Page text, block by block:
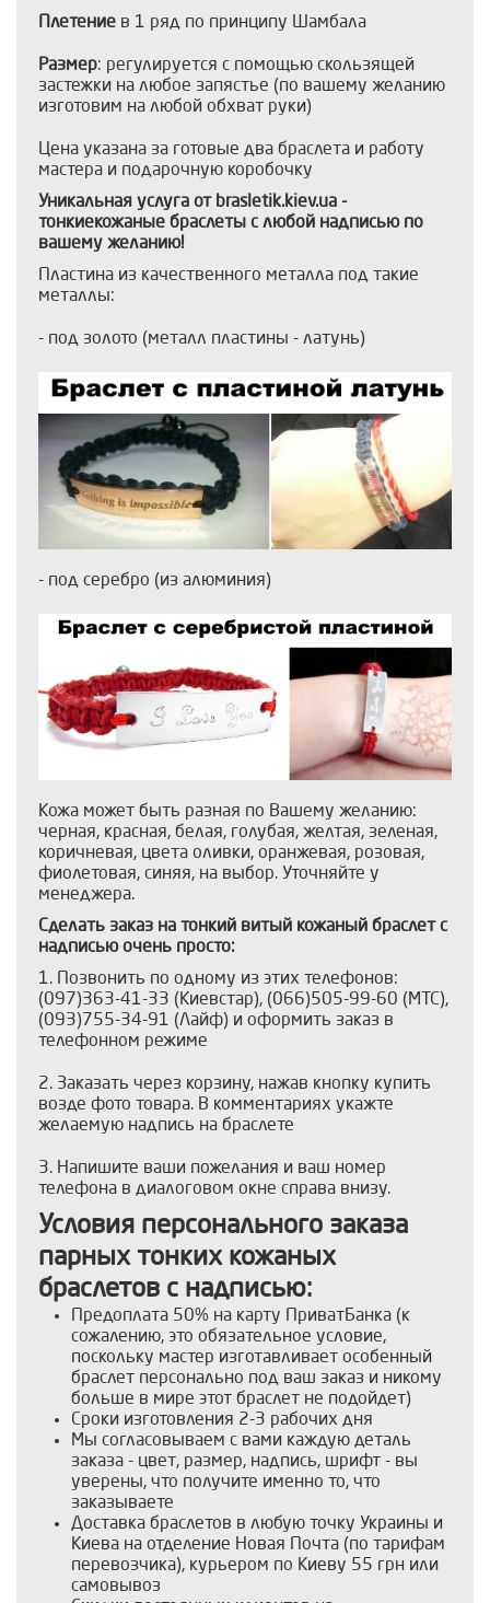
Плетение в 1 ряд по принципу Шамбала
Размер: регулируется с помощью скользящей
застежки на любое запястье (по вашему желанию
изготовим на любой обхват руки)
Цена указана за готовые два браслета и работу
мастера и подарочную коробочку
Уникальная услуга от brasletik.kiev.ua -
тонкиекожаные браслеты с любой надписью по
вашему желанию!
Пластина из качественного металла под такие
металлы:
- под золото (металл пластины - латунь)
- под серебро (из алюминия)
Кожа может быть разная по Вашему желанию:
черная, красная, белая, голубая, желтая, зеленая,
коричневая, цвета оливки, оранжевая, розовая,
фиолетовая, синяя, на выбор. Уточняйте у
менеджера.
Сделать заказ на тонкий витый кожаный браслет с
надписью очень просто:
1. Позвонить по одному из этих телефонов:
(097)363-41-33 (Киевстар), (066)505-99-60 (МТС),
(093)755-34-91 (Лайф) и оформить заказ в
телефонном режиме
2. Заказать через корзину, нажав кнопку купить
возде фото товара. В комментариях укажте
желаемую надпись на браслете
3. Напишите ваши пожелания и ваш номер
телефона в диалоговом окне справа внизу.
Условия персонального заказа
парных тонких кожаных
браслетов с надписью:
Предоплата 50% на карту ПриватБанка (к
сожалению, это обязательное условие,
поскольку мастер изготавливает особенный
браслет персонально под ваш заказ и никому
больше в мире этот браслет не подойдет)
Сроки изготовления 2-3 рабочих дня
Мы согласовываем с вами каждую деталь
заказа - цвет, размер, надпись, шрифт - вы
уверены, что получите именно то, что
заказываете
Доставка браслетов в любую точку Украины и
Киева на отделение Новая Почта (по тарифам
перевозчика), курьером по Киеву 55 грн или
самовывоз